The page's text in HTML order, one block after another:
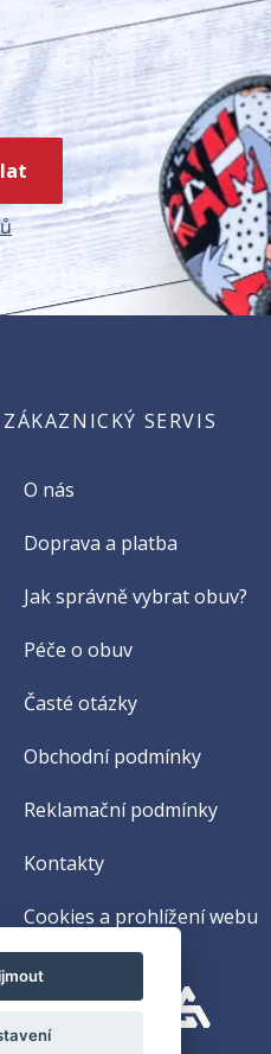
ZÁKAZNICKÝ SERVIS
O nás
Doprava a platba
Jak správně vybrat obuv?
Péče o obuv
Časté otázky
Obchodní podmínky
Reklamační podmínky
Kontakty
Cookies a prohlížení webu